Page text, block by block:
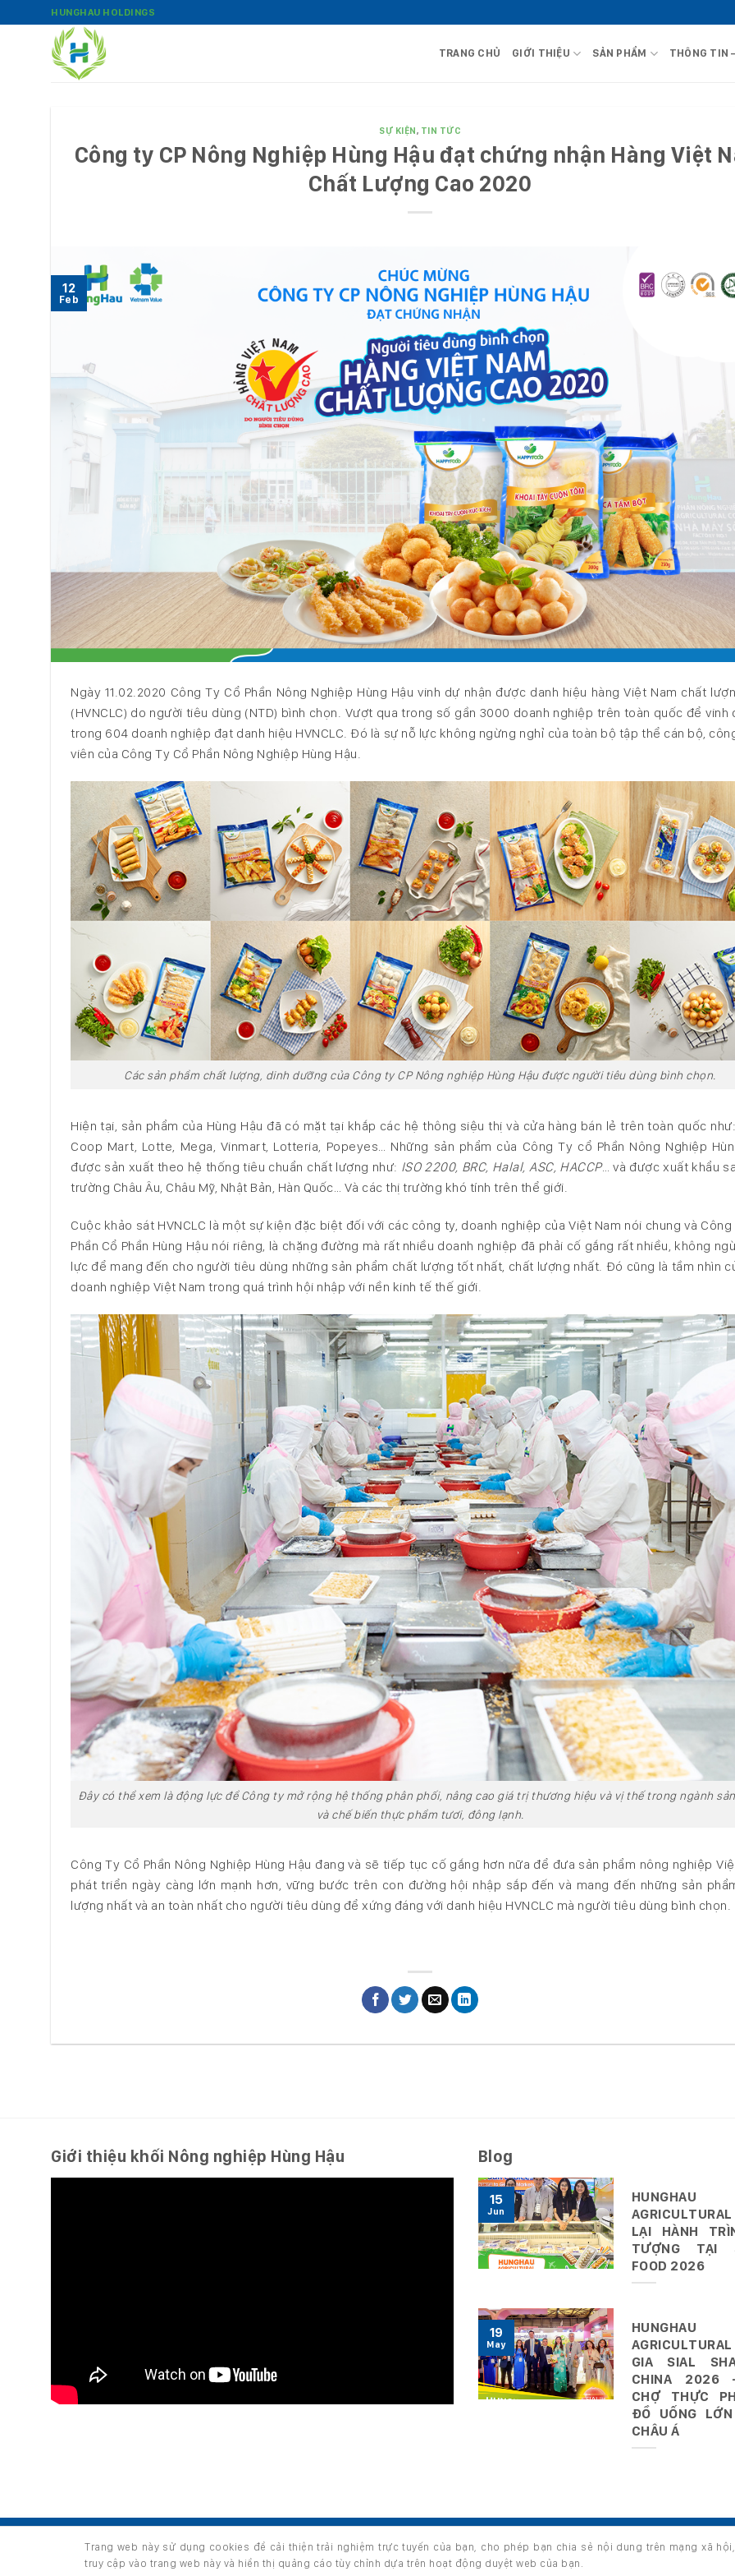
qua
HUNGHAU HOLDINGS
TRANG CHỦ GIỚI THIỆU SẢN PHẨM THÔNG TIN
SỰ KIỆN, TIN TỨC
Công ty CP Nông Nghiệp Hùng Hậu đạt chứng nhận Hàng Việt
Chất Lượng Cao 2020
12
Feb
Ngày 11.02.2020 Công Ty Cổ Phần Nông Nghiệp Hùng Hậu vinh dự nhận được danh hiệu hàng Việt Nam chất
(HVNCLC) do người tiêu dùng (NTD) bình chọn. Vượt qua trong số gần 3000 doanh nghiệp trên toàn quốc để vinh
trong 604 doanh nghiệp đạt danh hiệu HVNCLC. Đó là sự nỗ lực không ngừng nghỉ của toàn bộ tập thể cán bộ,
viên của Công Ty Cổ Phần Nông Nghiệp Hùng Hậu.
Các sản phẩm chất lượng, dinh dưỡng của Công ty CP Nông nghiệp Hùng Hậu được người tiêu dùng bình chọn.
Hiện tại, sản phẩm của Hùng Hậu đã có mặt tại khắp các hệ thông siệu thị và cửa hàng bán lẻ trên toàn quốc
Coop Mart, Lotte, Mega, Vinmart, Lotteria, Popeyes… Những sản phẩm của Công Ty cổ Phần Nông Nghiệp
được sản xuất theo hệ thống tiêu chuẩn chất lượng như: ISO 2200, BRC, Halal, ASC, HACCP… và được xuất khẩu
trường Châu Âu, Châu Mỹ, Nhật Bản, Hàn Quốc… Và các thị trường khó tính trên thể giới.
Cuộc khảo sát HVNCLC là một sự kiện đặc biệt đối với các công ty, doanh nghiệp của Việt Nam nói chung và Công
Phần Cổ Phần Hùng Hậu nói riêng, là chặng đường mà rất nhiều doanh nghiệp đã phải cố gắng rất nhiều, không
lực để mang đến cho người tiêu dùng những sản phẩm chất lượng tốt nhất, chất lượng nhất. Đó cũng là tầm nhìn
doanh nghiệp Việt Nam trong quá trình hội nhập với nền kinh tế thế giới.
Đây có thể xem là động lực để Công ty mở rộng hệ thống phân phối, nâng cao giá trị thương hiệu và vị thế trong ngành
và chế biến thực phẩm tươi, đông lạnh.
Công Ty Cổ Phần Nông Nghiệp Hùng Hậu đang và sẽ tiếp tục cố gắng hơn nữa để đưa sản phẩm nông nghiệp
phát triển ngày càng lớn mạnh hơn, vững bước trên con đường hội nhập sắp đến và mang đến những sản
lượng nhất và an toàn nhất cho người tiêu dùng để xứng đáng với danh hiệu HVNCLC mà người tiêu dùng bình chọn.
Giới thiệu khối Nông nghiệp Hùng Hậu Blog
HUNGHAU
LẠI HÀNH
TƯỢNG TẠI
FOOD 2026
15
Jun
HUNGHAU
GIA SIAL
CHINA 2026
CHỢ THỰC
ĐỒ UỐNG
CHÂU Á
19
May
GIỚI THIỆU
Copyright 2026 ©thuộc HUNGHAU HOLDINGS. All rights reserved.
Trang web này sử dụng cookies để cải thiện trải nghiệm trực tuyến của bạn, cho phép bạn chia sẻ nội dung trên mạng xã
truy cập vào trang web này và hiển thị quảng cáo tùy chỉnh dựa trên hoạt động duyệt web của bạn.